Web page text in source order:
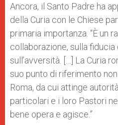
Ancora, il Santo Padre ha
della Curia con le Chiese
primaria importanza. “È un
collaborazione, sulla
sull’avversità. […] La Curia
suo punto di riferimento
Roma, da cui attinge
particolari e i loro Pastori
bene opera e agisce.”